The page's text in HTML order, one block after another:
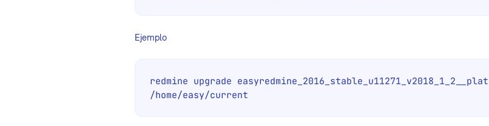
Ejemplo
redmine upgrade
/home/easy/current